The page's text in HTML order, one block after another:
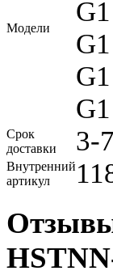
Модели
Срок
доставки
3-7
Внутренний
артикул